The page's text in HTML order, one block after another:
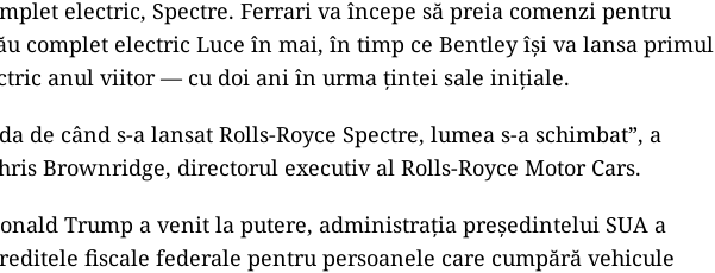
electric, Spectre. Ferrari va începe să preia comenzi pentru
complet electric Luce în mai, în timp ce Bentley își va lansa primul
anul viitor — cu doi ani în urma țintei sale inițiale.
de când s-a lansat Rolls-Royce Spectre, lumea s-a schimbat”, a
Brownridge, directorul executiv al Rolls-Royce Motor Cars.
Trump a venit la putere, administrația președintelui SUA a
fiscale federale pentru persoanele care cumpără vehicule